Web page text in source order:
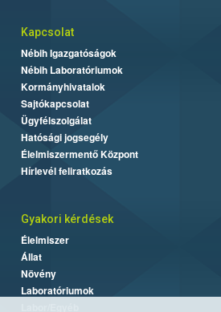
Kapcsolat
Nébih Igazgatóságok
Nébih Laboratóriumok
Kormányhivatalok
Sajtókapcsolat
Ügyfélszolgálat
Hatósági jogsegély
Élelmiszermentő Központ
Hírlevél feliratkozás
Gyakori kérdések
Élelmiszer
Állat
Növény
Laboratóriumok